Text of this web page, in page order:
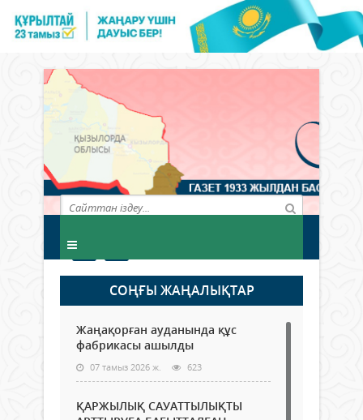
СОҢҒЫ ЖАҢАЛЫҚТАР
Жаңақорған ауданында құс
фабрикасы ашылды
07 тамыз 2026 ж. 623
ҚАРЖЫЛЫҚ САУАТТЫЛЫҚТЫ